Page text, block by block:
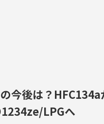
今後は？HFC134a
LPGへ